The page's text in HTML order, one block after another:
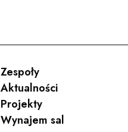
Zespoły
Aktualności
Projekty
Wynajem sal